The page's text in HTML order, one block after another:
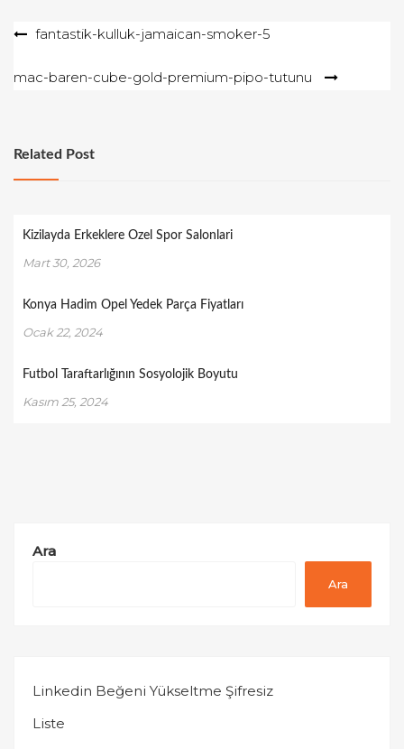
Yazıfantastik-kulluk-jamaican-smoker-5
mac-baren-cube-gold-premium-pipo-tutunu
Related Post
Kizilayda Erkeklere Ozel Spor Salonlari
Mart 30, 2026
Konya Hadim Opel Yedek Parça Fiyatları
Ocak 22, 2024
Futbol Taraftarlığının Sosyolojik Boyutu
Kasım 25, 2024
Ara
Ara
Linkedin Beğeni Yükseltme Şifresiz
Liste